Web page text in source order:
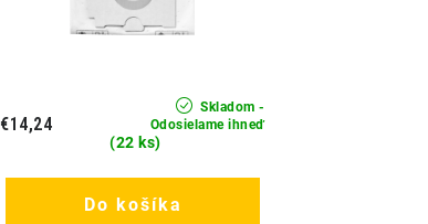
Skladom -
Odosielame ihneď
(22 ks)
€14,24
Do košíka